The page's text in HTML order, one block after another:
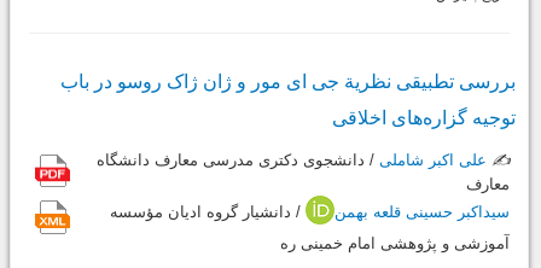
بررسی تطبیقی نظریة جی ای مور و ژان ژاک روسو در باب
توجیه گزاره‌های اخلاقی
✍️ علی اکبر شاملی / دانشجوی دکتری مدرسی معارف دانشگاه
معارف
سیداکبر حسینی قلعه بهمن
/ دانشیار گروه ادیان مؤسسه
آموزشی و پژوهشی امام خمینی ره